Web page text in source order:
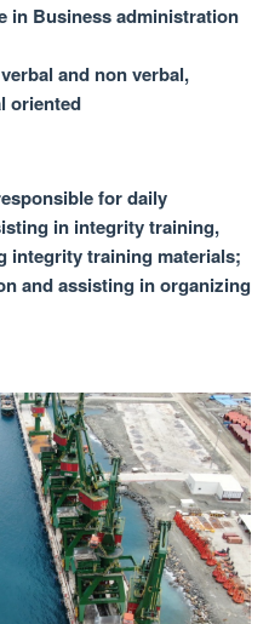
in Business administration
and non verbal,
oriented
for daily
in integrity training,
integrity training materials;
and assisting in organizing